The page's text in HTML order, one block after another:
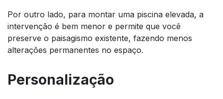
Por outro lado, para montar uma piscina elevada, a
intervenção é bem menor e permite que você
preserve o paisagismo existente, fazendo menos
alterações permanentes no espaço.
Personalização